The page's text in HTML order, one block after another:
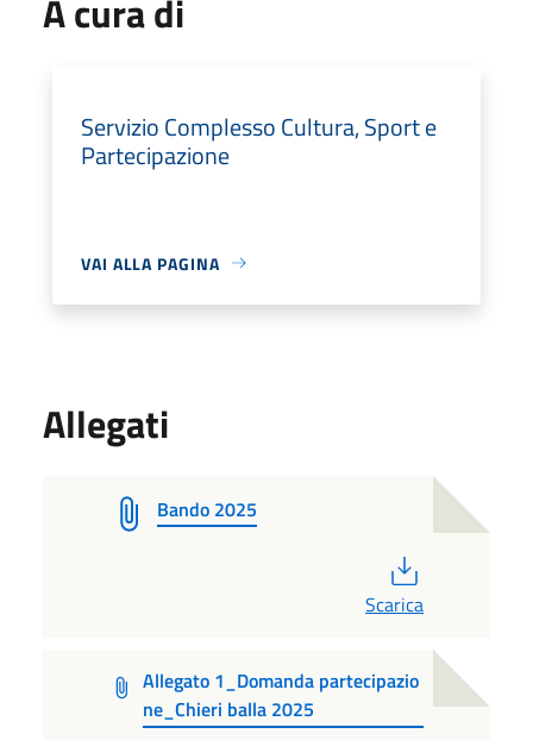
A cura di
Servizio Complesso Cultura, Sport e
Partecipazione
VAI ALLA PAGINA
Allegati
Bando 2025
Scarica
Allegato 1_Domanda partecipazio
ne_Chieri balla 2025